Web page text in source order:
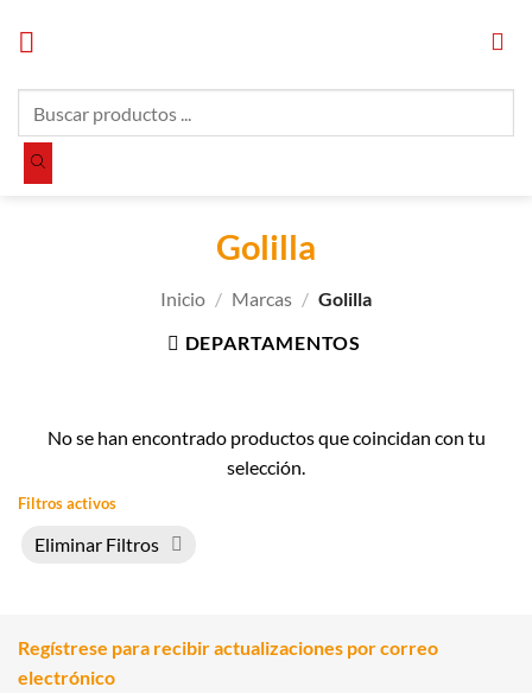
productos
Golilla
Inicio / Marcas / Golilla
DEPARTAMENTOS
No se han encontrado productos que coincidan con tu
selección.
Filtros activos
Eliminar Filtros
Regístrese para recibir actualizaciones por correo
electrónico